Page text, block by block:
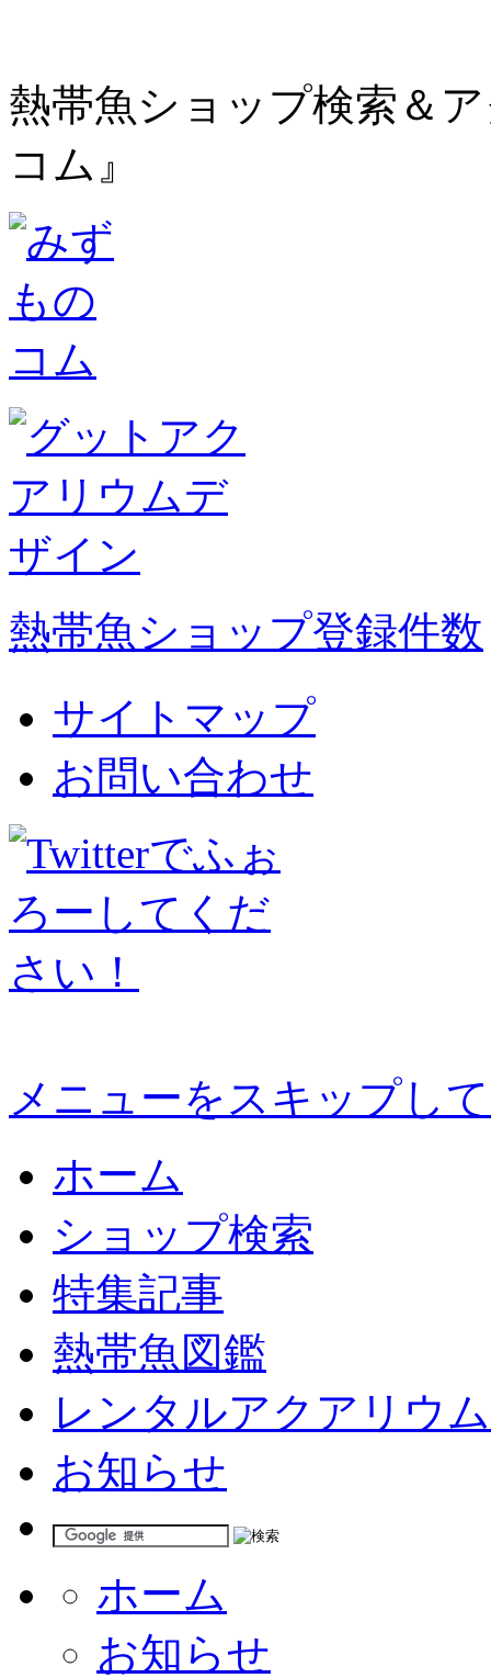
熱帯魚ショップ検索＆
コム』
熱帯魚ショップ登録件数
サイトマップ
お問い合わせ
メニューをスキップし
ホーム
ショップ検索
特集記事
熱帯魚図鑑
レンタルアクアリウム
お知らせ
ホーム
お知らせ